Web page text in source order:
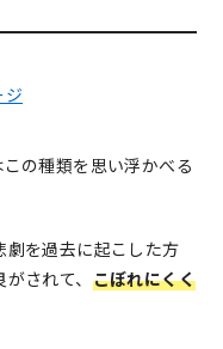
ジ
の種類を思い浮かべる
を過去に起こした方
されて、 こぼれにくく